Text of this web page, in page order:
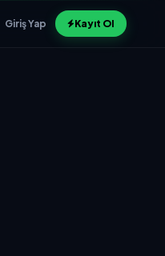
Giriş Yap Kayıt Ol